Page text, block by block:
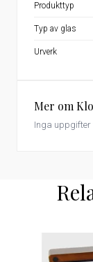
Mer om
Inga uppgifter
Produkttyp
Typ av glas
Urverk